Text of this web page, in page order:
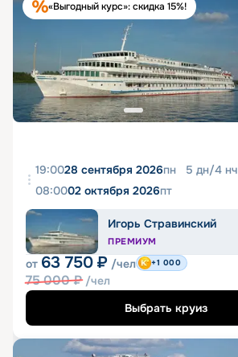
«Выгодный курс»: скидка 15%!
19:0028 сентября 2026пн 5 дн/4 нч
08:0002 октября 2026пт
Игорь Стравинский
ПРЕМИУМ
от 63 750 ₽ /чел
75 000₽ /чел
+1 000
Выбрать круиз